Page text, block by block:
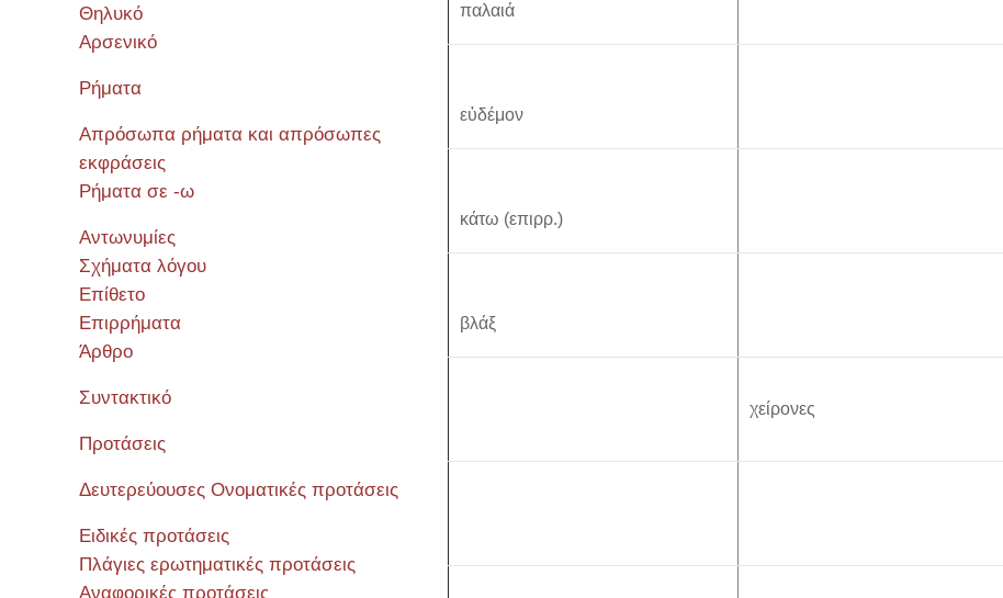
παλαιά
εὐδέμον
κάτω (επιρρ.)
βλάξ
χείρονες
Θηλυκό
Αρσενικό
Ρήματα
Απρόσωπα ρήματα και απρόσωπες
εκφράσεις
Ρήματα σε -ω
Αντωνυμίες
Σχήματα λόγου
Επίθετο
Επιρρήματα
Άρθρο
Συντακτικό
Προτάσεις
Δευτερεύουσες Ονοματικές προτάσεις
Ειδικές προτάσεις
Πλάγιες ερωτηματικές προτάσεις
Αναφορικές προτάσεις